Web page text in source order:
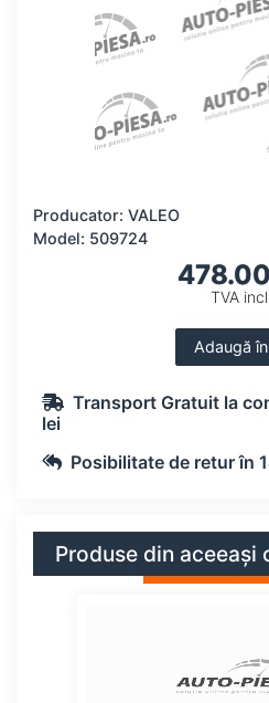
Producator: VALEO
Model: 509724
TVA
Adaugă
Transport Gratuit la
lei
Posibilitate de retur în
Produse din aceeași